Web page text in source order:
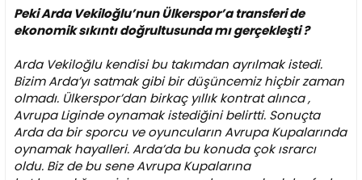
Peki Arda Vekiloğlu’nun Ülkerspor’a transferi de
ekonomik sıkıntı doğrultusunda mı gerçekleşti ?
Arda Vekiloğlu kendisi bu takımdan ayrılmak istedi.
Bizim Arda’yı satmak gibi bir düşüncemiz hiçbir zaman
olmadı. Ülkerspor’dan birkaç yıllık kontrat alınca ,
Avrupa Liginde oynamak istediğini belirtti. Sonuçta
Arda da bir sporcu ve oyuncuların Avrupa Kupalarında
oynamak hayalleri. Arda’da bu konuda çok ısrarcı
oldu. Biz de bu sene Avrupa Kupalarına